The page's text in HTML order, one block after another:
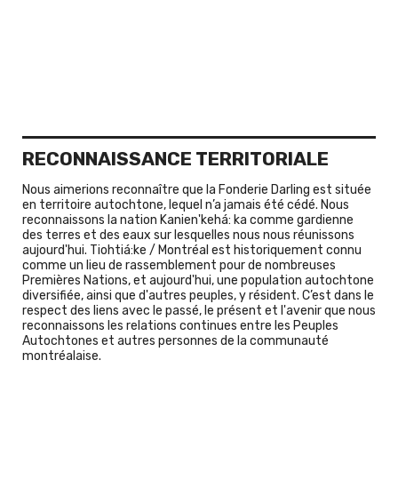
RECONNAISSANCE TERRITORIALE
Nous aimerions reconnaître que la Fonderie Darling est située
en territoire autochtone, lequel n’a jamais été cédé. Nous
reconnaissons la nation Kanien'kehá: ka comme gardienne
des terres et des eaux sur lesquelles nous nous réunissons
aujourd'hui. Tiohtiá:ke / Montréal est historiquement connu
comme un lieu de rassemblement pour de nombreuses
Premières Nations, et aujourd'hui, une population autochtone
diversifiée, ainsi que d'autres peuples, y résident. C’est dans le
respect des liens avec le passé, le présent et l'avenir que nous
reconnaissons les relations continues entre les Peuples
Autochtones et autres personnes de la communauté
montréalaise.